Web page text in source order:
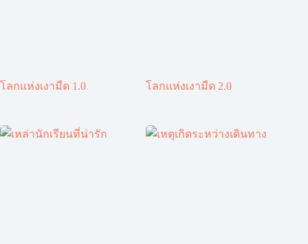
โลกแห่งเงามืด 1.0 โลกแห่งเงามืด 2.0